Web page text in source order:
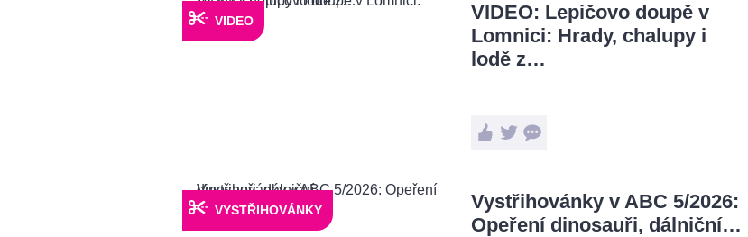
VIDEO: Lepičovo doupě v
Lomnici: Hrady, chalupy i
lodě z…
VIDEO
Vystřihovánky v ABC 5/2026:
Opeření dinosauři, dálniční…
VYSTŘIHOVÁNKY